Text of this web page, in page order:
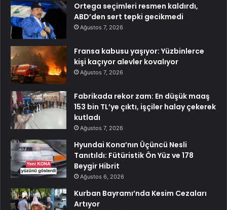
Ortega seçimleri resmen kaldırdı,
ABD’den sert tepki gecikmedi
Ağustos 7, 2026
Fransa kabusu yaşıyor: Yüzbinlerce
kişi kaçıyor alevler kovalıyor
Ağustos 7, 2026
Fabrikada rekor zam: En düşük maaş
153 bin TL’ye çıktı, işçiler halay çekerek
kutladı
Ağustos 7, 2026
Hyundai Kona’nın Üçüncü Nesli
Tanıtıldı: Fütüristik Ön Yüz ve 178
Beygir Hibrit
Ağustos 6, 2026
Kurban Bayramı’nda Kesim Cezaları
Artıyor